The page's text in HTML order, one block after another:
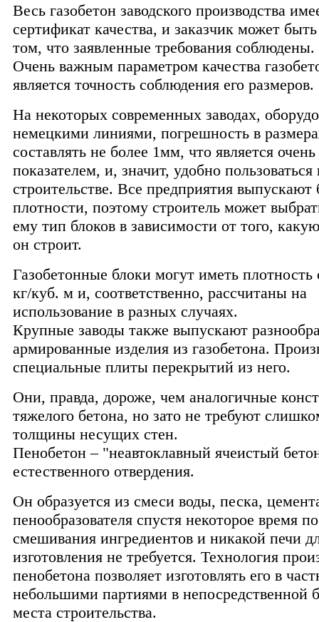
Весь газобетон заводского производства
сертификат качества, и заказчик может
том, что заявленные требования соблюдены.
Очень важным параметром качества
является точность соблюдения его размеров.
На некоторых современных заводах,
немецкими линиями, погрешность в
составлять не более 1мм, что является
показателем, и, значит, удобно
строительстве. Все предприятия выпускают
плотности, поэтому строитель может
ему тип блоков в зависимости от того,
он строит.
Газобетонные блоки могут иметь плотность
кг/куб. м и, соответственно, рассчитаны на
использование в разных случаях.
Крупные заводы также выпускают
армированные изделия из газобетона.
специальные плиты перекрытий из него.
Они, правда, дороже, чем аналогичные
тяжелого бетона, но зато не требуют
толщины несущих стен.
Пенобетон – "неавтоклавный ячеистый
естественного отвердения.
Он образуется из смеси воды, песка,
пенообразователя спустя некоторое время
смешивания ингредиентов и никакой печи
изготовления не требуется. Технология
пенобетона позволяет изготовлять его в
небольшими партиями в непосредственной
места строительства.